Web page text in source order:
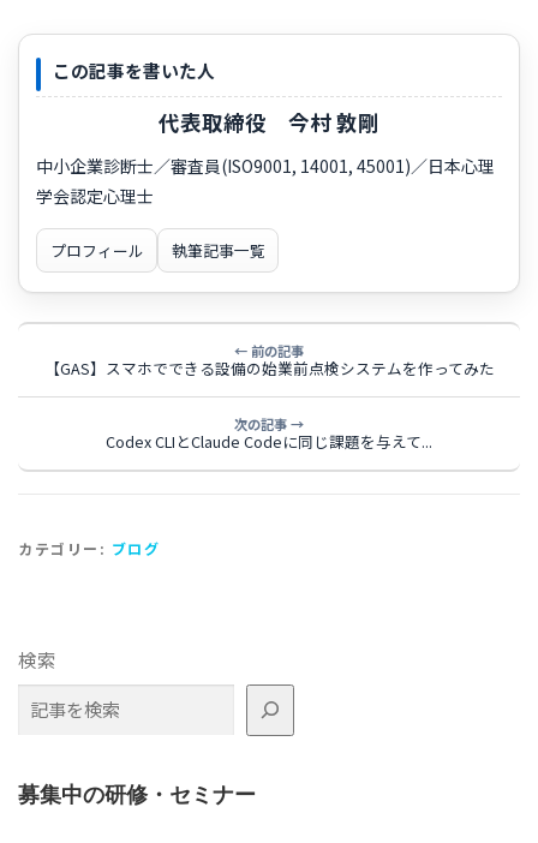
この記事を書いた人
代表取締役 今村 敦剛
中小企業診断士／審査員(ISO9001, 14001, 45001)／日本心理
学会認定心理士
プロフィール 執筆記事一覧
← 前の記事
【GAS】スマホでできる設備の始業前点検システムを作ってみた
次の記事 →
Codex CLIとClaude Codeに同じ課題を与えて...
カテゴリー: ブログ
検索
募集中の研修・セミナー